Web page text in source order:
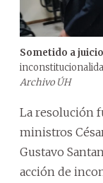
Sometido a
Archivo ÚH
La resolución
ministros
Gustavo
acción de